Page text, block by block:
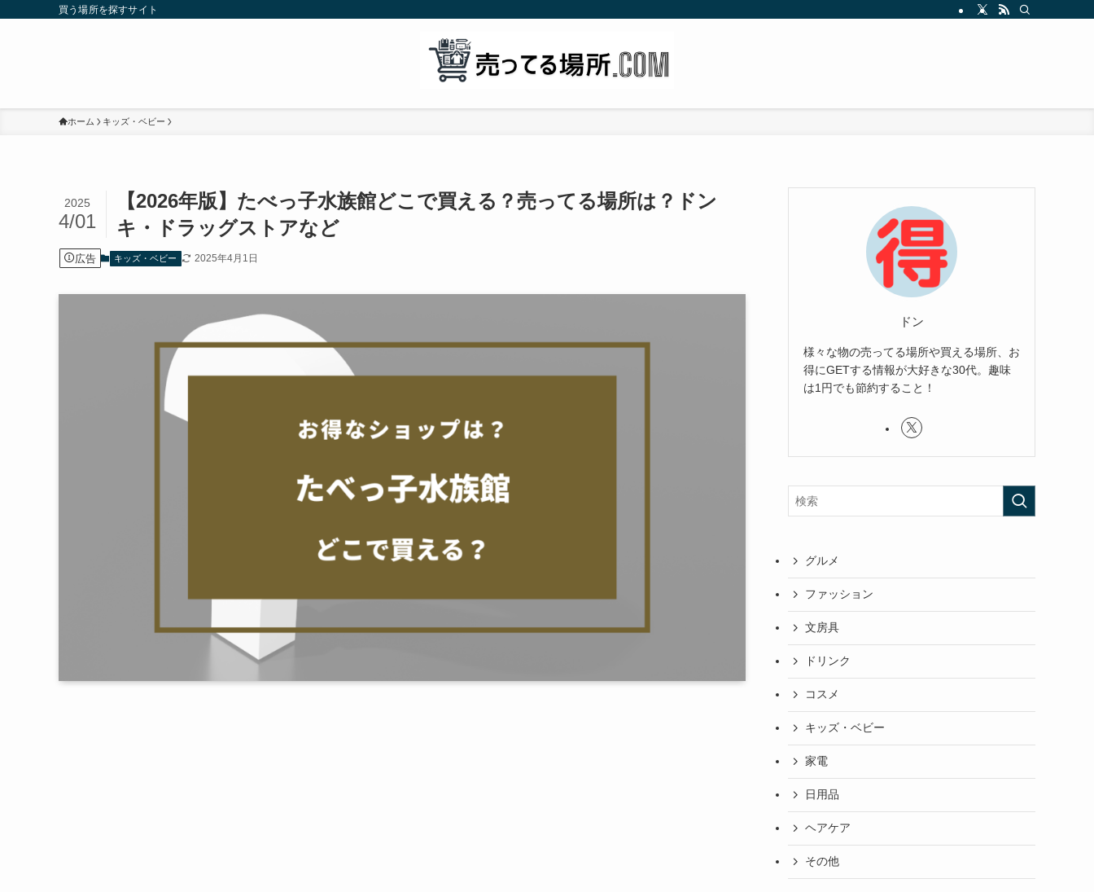
買う場所を探すサイト
ホーム キッズ・ベビー
【2026年版】たべっ子水族館どこで買える？売ってる場所は？ドン
キ・ドラッグストアなど
2025
4/01
広告 キッズ・ベビー 2025年4月1日
ドン
様々な物の売ってる場所や買える場所、お
得にGETする情報が大好きな30代。趣味
は1円でも節約すること！
グルメ
ファッション
文房具
ドリンク
コスメ
キッズ・ベビー
家電
日用品
ヘアケア
その他